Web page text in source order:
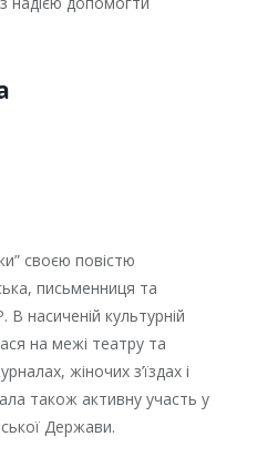
своєю повістю
письменниця та
насиченій культурній
на межі театру та
жіночих з’їздах і
також активну участь у
Держави.